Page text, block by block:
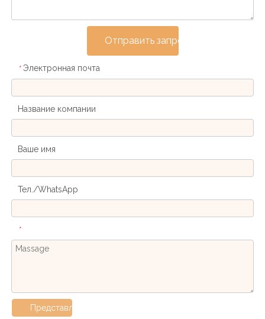
Отправить запрос
* Электронная почта
Название компании
Ваше имя
Тел./WhatsApp
*
Представлять на рассмотрение